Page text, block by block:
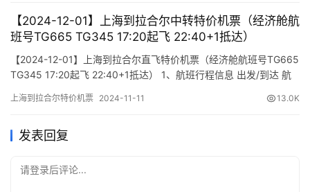
【2024-12-01】上海到拉合尔中转特价机票（经济舱航
班号TG665 TG345 17:20起飞 22:40+1抵达）
【2024-12-01】上海到拉合尔直飞特价机票（经济舱航班号TG665
TG345 17:20起飞 22:40+1抵达） 1、航班行程信息 出发/到达 航
(Flight) (class) (Departure Time) (Arrival Time) 出发(…
上海到拉合尔特价机票 2024-11-11 13.0K
发表回复
请登录后评论...